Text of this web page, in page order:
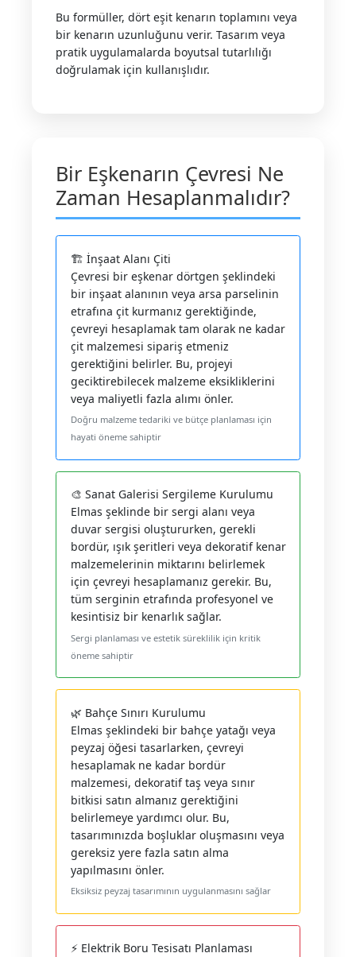
Bu formüller, dört eşit kenarın toplamını veya
bir kenarın uzunluğunu verir. Tasarım veya
pratik uygulamalarda boyutsal tutarlılığı
doğrulamak için kullanışlıdır.
Bir Eşkenarın Çevresi Ne
Zaman Hesaplanmalıdır?
🏗️ İnşaat Alanı Çiti
Çevresi bir eşkenar dörtgen şeklindeki
bir inşaat alanının veya arsa parselinin
etrafına çit kurmanız gerektiğinde,
çevreyi hesaplamak tam olarak ne kadar
çit malzemesi sipariş etmeniz
gerektiğini belirler. Bu, projeyi
geciktirebilecek malzeme eksikliklerini
veya maliyetli fazla alımı önler.
Doğru malzeme tedariki ve bütçe planlaması için
hayati öneme sahiptir
🎨 Sanat Galerisi Sergileme Kurulumu
Elmas şeklinde bir sergi alanı veya
duvar sergisi oluştururken, gerekli
bordür, ışık şeritleri veya dekoratif kenar
malzemelerinin miktarını belirlemek
için çevreyi hesaplamanız gerekir. Bu,
tüm serginin etrafında profesyonel ve
kesintisiz bir kenarlık sağlar.
Sergi planlaması ve estetik süreklilik için kritik
öneme sahiptir
🌿 Bahçe Sınırı Kurulumu
Elmas şeklindeki bir bahçe yatağı veya
peyzaj öğesi tasarlarken, çevreyi
hesaplamak ne kadar bordür
malzemesi, dekoratif taş veya sınır
bitkisi satın almanız gerektiğini
belirlemeye yardımcı olur. Bu,
tasarımınızda boşluklar oluşmasını veya
gereksiz yere fazla satın alma
yapılmasını önler.
Eksiksiz peyzaj tasarımının uygulanmasını sağlar
⚡ Elektrik Boru Tesisatı Planlaması